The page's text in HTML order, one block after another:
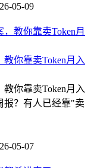
05-09
你靠卖Token月入
你靠卖Token月入
报？有人已经靠"卖
05-07